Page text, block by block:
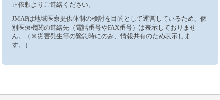
正依頼よりご連絡ください。
JMAPは地域医療提供体制の検討を目的として運営しているため、個
別医療機関の連絡先（電話番号やFAX番号）は表示しておりませ
ん。（※災害発生等の緊急時にのみ、情報共有のため表示しま
す。）